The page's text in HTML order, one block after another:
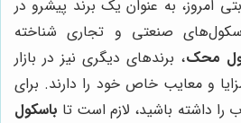
امروز، به عنوان یک برند پیشرو در
صنعتی و تجاری شناخته
محک، برندهای دیگری نیز در بازار
و معایب خاص خود را دارند. برای
را داشته باشید، لازم است تا باسکول